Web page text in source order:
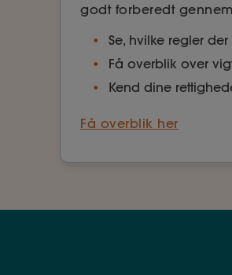
godt forberedt
Se, hvilke regler
Få overblik over
Kend dine
Få overblik her